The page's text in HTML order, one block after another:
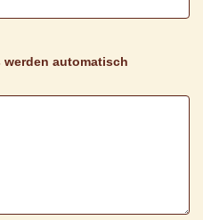
werden automatisch